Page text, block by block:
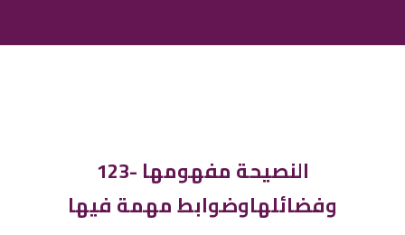
123- النصيحة مفهومها
وفضائلهاوضوابط مهمة فيها